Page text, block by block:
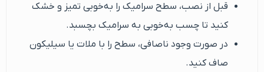
قبل از نصب، سطح سرامیک را به‌خوبی تمیز و خشک
کنید تا چسب به‌خوبی به سرامیک بچسبد.
در صورت وجود ناصافی، سطح را با ملات یا سیلیکون
صاف کنید.